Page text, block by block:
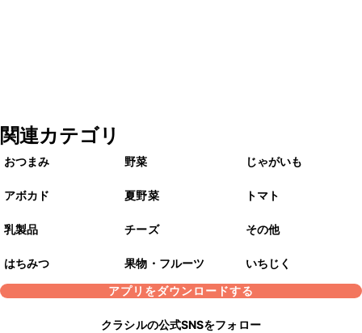
関連カテゴリ
おつまみ 野菜 じゃがいも
アボカド 夏野菜 トマト
乳製品 チーズ その他
はちみつ 果物・フルーツ
いちじく
アプリをダウンロードする
クラシルの公式SNSをフォロー